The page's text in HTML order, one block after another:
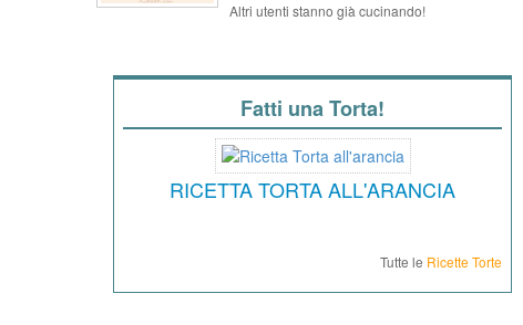
Altri utenti stanno già cucinando!
Fatti una Torta!
RICETTA TORTA ALL'ARANCIA
Tutte le Ricette Torte